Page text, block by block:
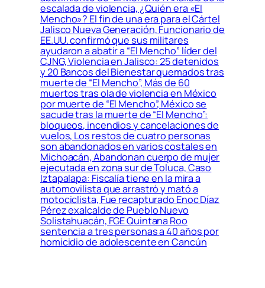
escalada de violencia, ¿Quién era «El
Mencho»? El fin de una era para el Cártel
Jalisco Nueva Generación, Funcionario de
EE.UU. confirmó que sus militares
ayudaron a abatir a “El Mencho” líder del
CJNG, Violencia en Jalisco: 25 detenidos
y 20 Bancos del Bienestar quemados tras
muerte de “El Mencho”, Más de 60
muertos tras ola de violencia en México
por muerte de “El Mencho”, México se
sacude tras la muerte de “El Mencho”:
bloqueos, incendios y cancelaciones de
vuelos, Los restos de cuatro personas
son abandonados en varios costales en
Michoacán, Abandonan cuerpo de mujer
ejecutada en zona sur de Toluca, Caso
Iztapalapa: Fiscalía tiene en la mira a
automovilista que arrastró y mató a
motociclista, Fue recapturado Enoc Díaz
Pérez exalcalde de Pueblo Nuevo
Solistahuacán, FGE Quintana Roo
sentencia a tres personas a 40 años por
homicidio de adolescente en Cancún